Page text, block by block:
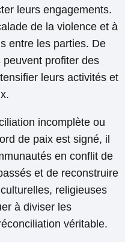
leurs engagements.
de la violence et à
entre les parties. De
profiter des
leurs activités et
incomplète ou
de paix est signé, il
en conflit de
et de reconstruire
religieuses
à diviser les
véritable.